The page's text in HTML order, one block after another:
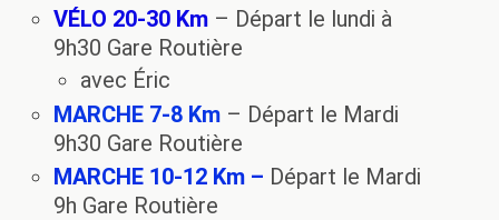
VÉLO 20-30 Km – Départ le lundi à
9h30 Gare Routière
avec Éric
MARCHE 7-8 Km – Départ le Mardi
9h30 Gare Routière
MARCHE 10-12 Km – Départ le Mardi
9h Gare Routière